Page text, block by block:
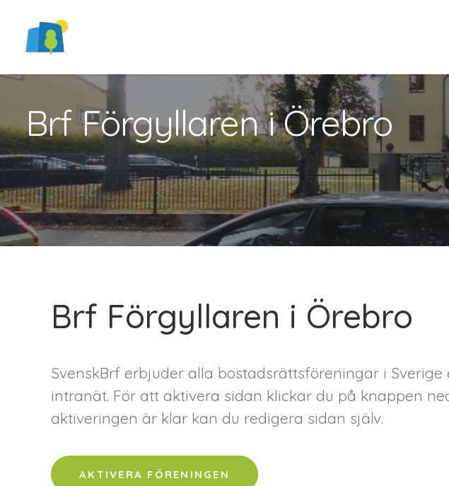
Brf Förgyllaren i Örebro
Brf Förgyllaren i Örebro
SvenskBrf erbjuder alla bostadsrättsföreningar i Sverige
intranät. För att aktivera sidan klickar du på knappen
aktiveringen är klar kan du redigera sidan själv.
AKTIVERA FÖRENINGEN